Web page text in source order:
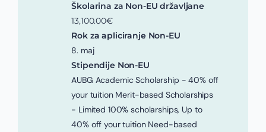
Školarina za Non-EU državljane
13,100.00€
Rok za apliciranje Non-EU
8. maj
Stipendije Non-EU
AUBG Academic Scholarship - 40% off
your tuition Merit-based Scholarships
- Limited 100% scholarships, Up to
40% off your tuition Need-based